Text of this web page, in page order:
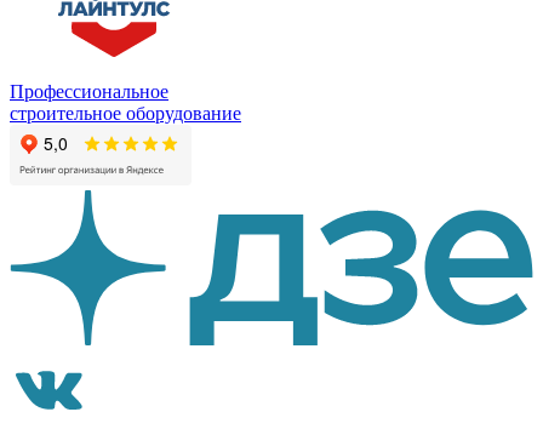
Профессиональное
строительное оборудование